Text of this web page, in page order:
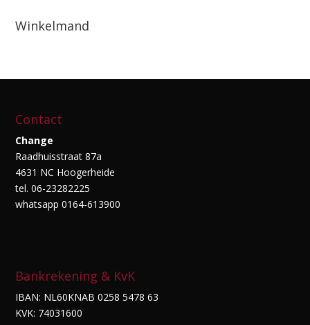
Winkelmand
Contact
Change
Raadhuisstraat 87a
4631 NC Hoogerheide
tel. 06-23282225
whatsapp 0164-613900
Bankrekening & KvK
IBAN: NL60KNAB 0258 5478 63
KVK: 74031600